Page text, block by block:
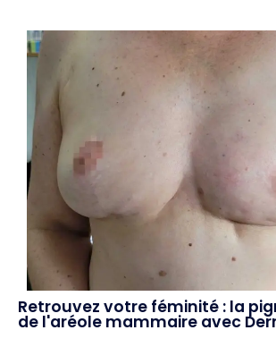
Retrouvez votre féminité : la
de l'aréole mammaire avec